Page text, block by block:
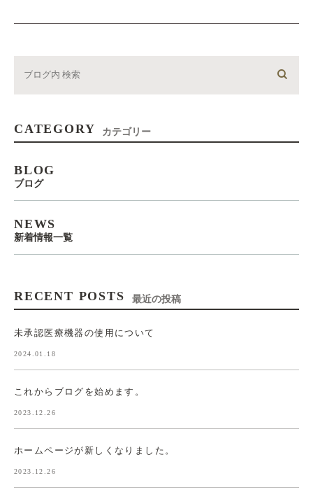
CATEGORY カテゴリー
BLOG
ブログ
NEWS
新着情報一覧
RECENT POSTS 最近の投稿
未承認医療機器の使用について
2024.01.18
これからブログを始めます。
2023.12.26
ホームページが新しくなりました。
2023.12.26